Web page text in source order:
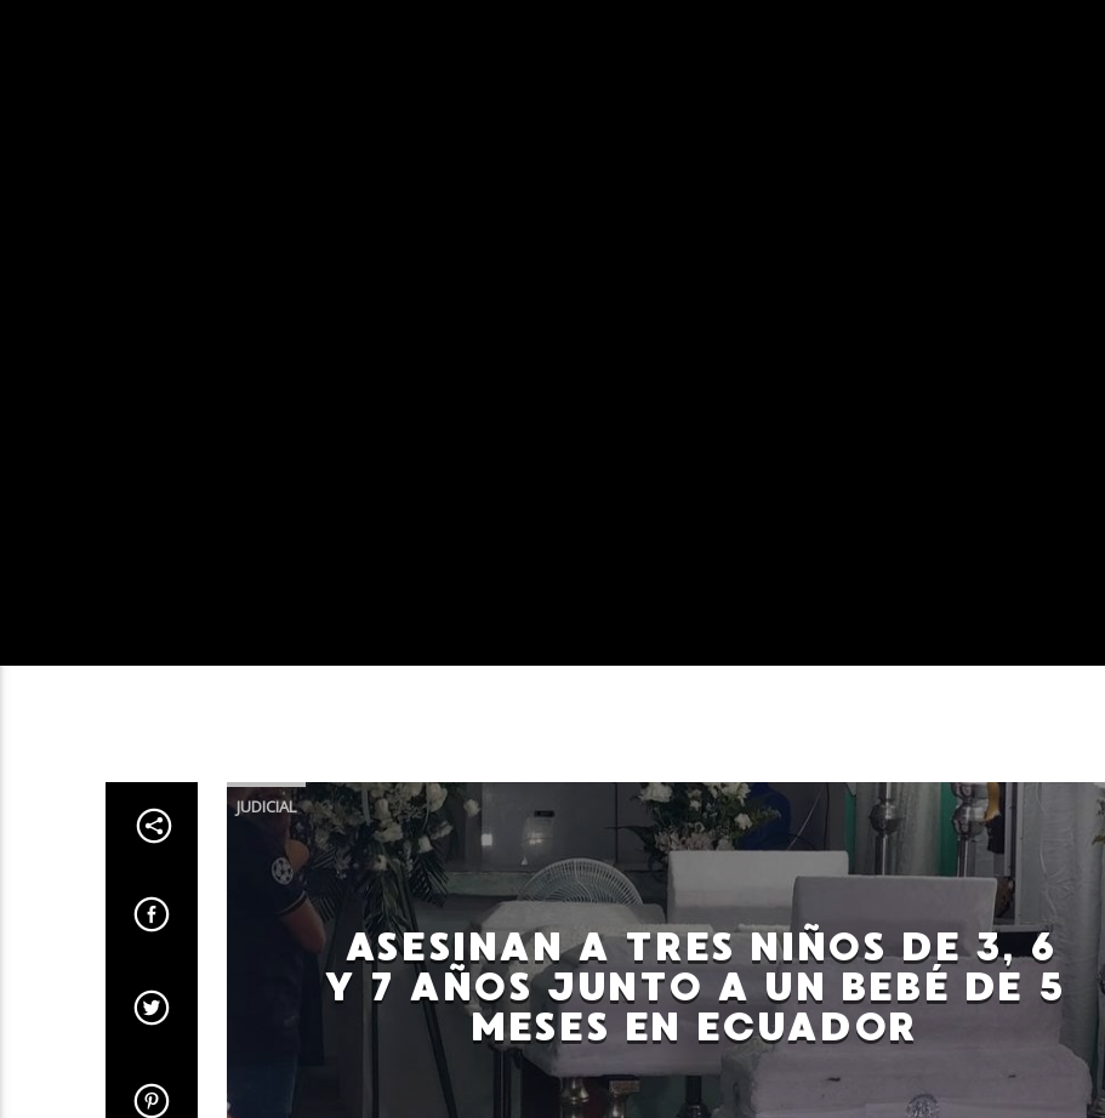
JUDICIAL
ASESINAN A TRES NIÑOS DE 3, 6
Y 7 AÑOS JUNTO A UN BEBÉ DE 5
MESES EN ECUADOR